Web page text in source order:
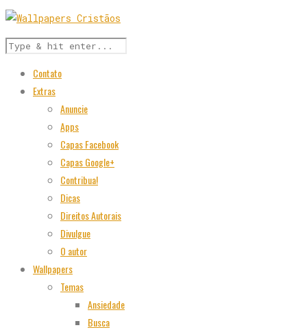
Contato
Extras
Anuncie
Apps
Capas Facebook
Capas Google+
Contribua!
Dicas
Direitos Autorais
Divulgue
O autor
Wallpapers
Temas
Ansiedade
Busca